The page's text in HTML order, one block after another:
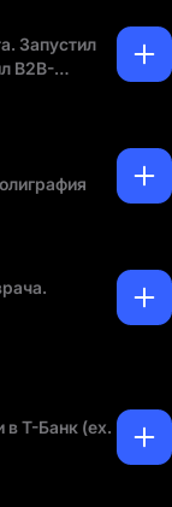
Запустил
B2B-
в Т-Банк (ex.